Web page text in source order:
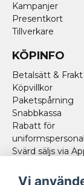
Kampanjer
Presentkort
Tillverkare
KÖPINFO
Betalsätt & Frakt
Köpvillkor
Paketspårning
Snabbkassa
Rabatt för
uniformspersonal
Svärd säljs via
Norska kunder
Vi